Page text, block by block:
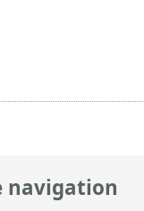
navigation